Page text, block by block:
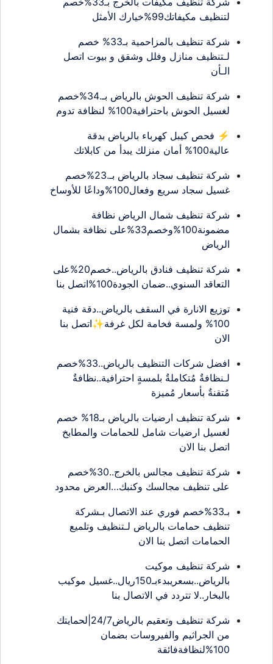
لتنظيف مكيفاتك99%خيارك الأمثل
شركة تنظيف بالمزاحمية بـ33% خصم
لـتنظيف منازل وفلل وشقق و بيوت اتصل
الـأن
شركة تنظيف الحوش بالرياض بـ.34%خصم
لغسيل الحوش باحترافية100% لنظافة تدوم
⚡ فحص كيبل كهرباء بالرياض بدقة
عالية100% أمان منزلك يبدأ من كابلاتك
شركة تنظيف سجاد بالرياض بـ.23%خصم
غسيل سجاد سريع وفعال100%وداعًا للأوساخ
شركة تنظيف شمال الرياض نظافة
مضمونة100%وخصم33%على نظافة بشمال
الرياض
شركة تنظيف فنادق بالرياض..خصم20%على
التعاقد السنوي..ضمان الجودة100%اتصل بنا
توزيع الانارة في السقف بالرياض..دقة فنية
100% ولمسة فخامة لكل غرفة✨اتصل بنا
الان
افضل شركات التنظيف بالرياض..33%خصم
لـنظافةٌ مُتكاملةٌ بلمسةٍ احترافية..نظافةٌ
مُتقنةٌ بأسعار مُميزة
شركة تنظيف ارضيات بالرياض بـ18% خصم
لغسيل ارضيات شامل للحمامات والمطابخ
اتصل بنا الان
شركة تنظيف مجالس بالخرج..30%خصم
على تنظيف مجالسك وكنبك…العرض محدود
بـ33%خصم فوري عند الاتصال بـشركة
تنظيف حمامات بالرياض لـتنظيف وتلميع
الحمامات اتصل بنا الان
شركة تنظيف موكيت
بالرياض..بسعريبدءبـ150ريال..غسيل موكيب
بالبخار..لا تتردد في الاتصال بنا
شركة تنظيف وتعقيم بالرياض24/7|لحمايتك
من الجراثيم والفيروسات بضمان
100%لنظافةفائقة